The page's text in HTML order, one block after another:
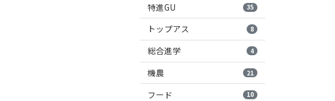
特進GU 35
トップアス 8
総合進学 4
機農 21
フード 10